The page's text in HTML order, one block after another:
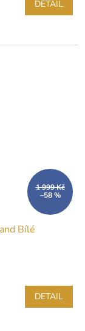
DETAIL
1 999 Kč
–58 %
Bílé
DETAIL